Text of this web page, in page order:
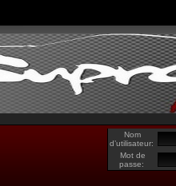
Nom
d’utilisateur:
Mot de
passe: